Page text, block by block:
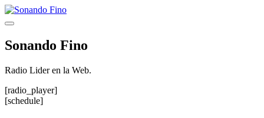
Saltar
al
Menú
Sonando Fino
Radio Lider en la Web.
[radio_player]
[schedule]